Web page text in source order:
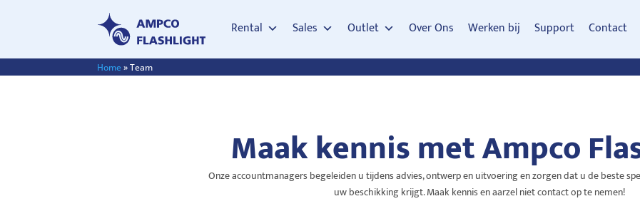
Rental Sales Outlet Over Ons Werken bij Support Contact
Home»Team
Maak kennis met Ampco
Onze accountmanagers begeleiden u tijdens advies, ontwerp en uitvoering en zorgen dat u de beste
uw beschikking krijgt. Maak kennis en aarzel niet contact op te nemen!